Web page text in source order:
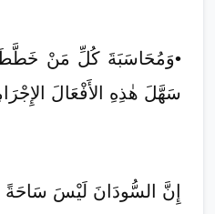
​•​وَمُحَاسَبَةَ كُلِّ مَنْ
سَهَّلَ هٰذِهِ الأَفْعَالَ
إِنَّ السُّودَانَ لَيْسَ سَاحَةً